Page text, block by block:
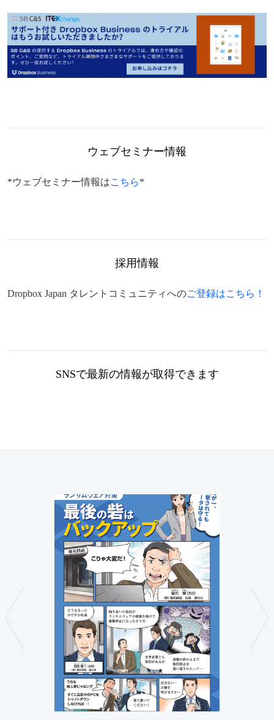
ウェブセミナー情報
*ウェブセミナー情報はこちら*
採用情報
Dropbox Japan タレントコミュニティへのご登録はこちら！
SNSで最新の情報が取得できます